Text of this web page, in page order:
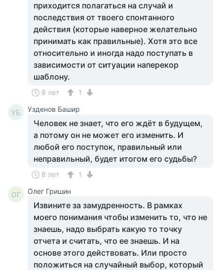
приходится полагаться на случай и
последствия от твоего спонтанного
действия (которые наверное желательно
принимать как правильные). Хотя это все
относительно и иногда надо поступать в
зависимости от ситуации наперекор
шаблону.
8 лет 1
УБ Узденов Башир
Человек не знает, что его ждёт в будущем,
а потому он не может его изменить. И
любой его поступок, правильный или
неправильный, будет итогом его судьбы?
8 лет 1
ОГ Олег Гришин
Извините за замудренность. В рамках
моего понимания чтобы изменить то, что не
знаешь, надо выбрать какую то точку
отчета и считать, что ее знаешь. И на
основе этого действовать. Или просто
положиться на случайный выбор, который